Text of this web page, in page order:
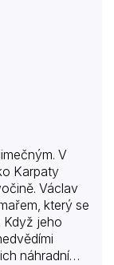
V
Karpaty
Václav
který se
Když jeho
náhradním